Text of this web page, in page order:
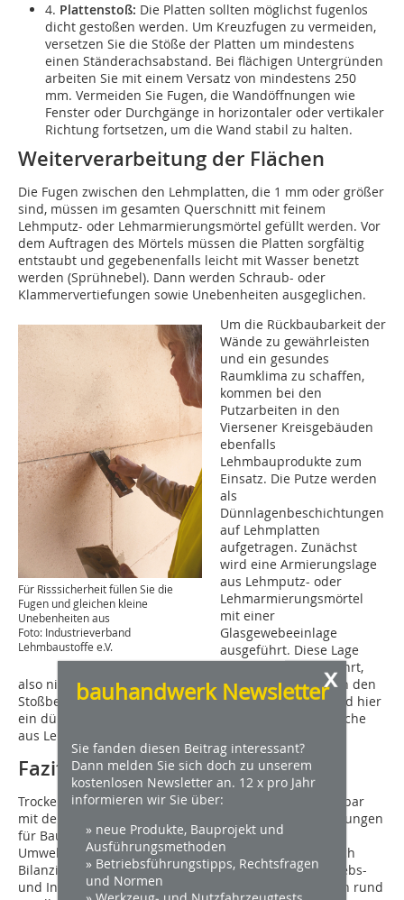
4. Plattenstoß: Die Platten sollten möglichst fugenlos
dicht gestoßen werden. Um Kreuzfugen zu vermeiden,
versetzen Sie die Stöße der Platten um mindestens
einen Ständerachsabstand. Bei flächigen Untergründen
arbeiten Sie mit einem Versatz von mindestens 250
mm. Vermeiden Sie Fugen, die Wandöffnungen wie
Fenster oder Durchgänge in horizontaler oder vertikaler
Richtung fortsetzen, um die Wand stabil zu halten.
Weiterverarbeitung der Flächen
Die Fugen zwischen den Lehmplatten, die 1 mm oder größer
sind, müssen im gesamten Querschnitt mit feinem
Lehmputz- oder Lehmarmierungsmörtel gefüllt werden. Vor
dem Auftragen des Mörtels müssen die Platten sorgfältig
entstaubt und gegebenenfalls leicht mit Wasser benetzt
werden (Sprühnebel). Dann werden Schraub- oder
Klammervertiefungen sowie Unebenheiten ausgeglichen.
Für Risssicherheit füllen Sie die
Fugen und gleichen kleine
Unebenheiten aus
Foto: Industrieverband
Lehmbaustoffe e.V.
Um die Rückbaubarkeit der
Wände zu gewährleisten
und ein gesundes
Raumklima zu schaffen,
kommen bei den
Putzarbeiten in den
Viersener Kreisgebäuden
ebenfalls
Lehmbauprodukte zum
Einsatz. Die Putze werden
als
Dünnlagenbeschichtungen
auf Lehmplatten
aufgetragen. Zunächst
wird eine Armierungslage
aus Lehmputz- oder
Lehmarmierungsmörtel
mit einer
Glasgewebeeinlage
ausgeführt. Diese Lage
wird flächig ausgeführt,
also nicht (wie bei Gipskartonbauplatten üblich) nur in den
Stoßbereichen. Als natürliches Oberflächen-Finish wird hier
ein dünner Lehm-Designputz eingesetzt – auch Anstriche
aus Lehmprodukten sind üblich.
Fazit
Trockenbau mit Lehmplatten ist weitgehend vergleichbar
mit dem gewohnten Vorgehen – mit positiven Auswirkungen
für Bauherren, Gebäudenutzer, Handwerker und die
Umwelt. Beim Kreisarchiv spart der Kreis Viersen durch
Bilanzierung des Materialrestwertes, geringerer Betriebs-
und Instandhaltungskosten und geringen CO
-Steuern rund
x
bauhandwerk Newsletter
Sie fanden diesen Beitrag interessant?
Dann melden Sie sich doch zu unserem
kostenlosen Newsletter an. 12 x pro Jahr
informieren wir Sie über:
» neue Produkte, Bauprojekt und
Ausführungsmethoden
» Betriebsführungstipps, Rechtsfragen
und Normen